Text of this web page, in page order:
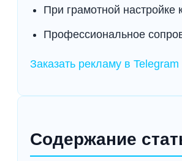
При грамотной настройке
Профессиональное
Заказать рекламу в Telegram
Содержание